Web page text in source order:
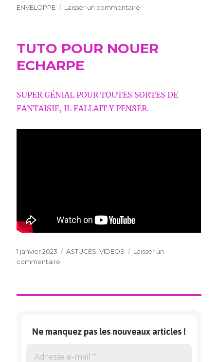
ENVELOPPE
Laisser un commentaire
ENVELOPPE
TUTO POUR NOUER
ECHARPE
SUPER GÉNIAL POUR TOUTES SORTES DE
FANTAISIE, IL FALLAIT Y PENSER.
Publié
le
1 janvier 2023 Catégories
ASTUCES ,VIDEOS
Laisser un
commentaire
Ne manquez pas les nouveaux articles !